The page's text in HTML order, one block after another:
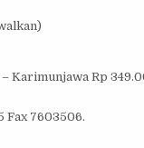
Karimunjawa Rp
Fax 7603506.